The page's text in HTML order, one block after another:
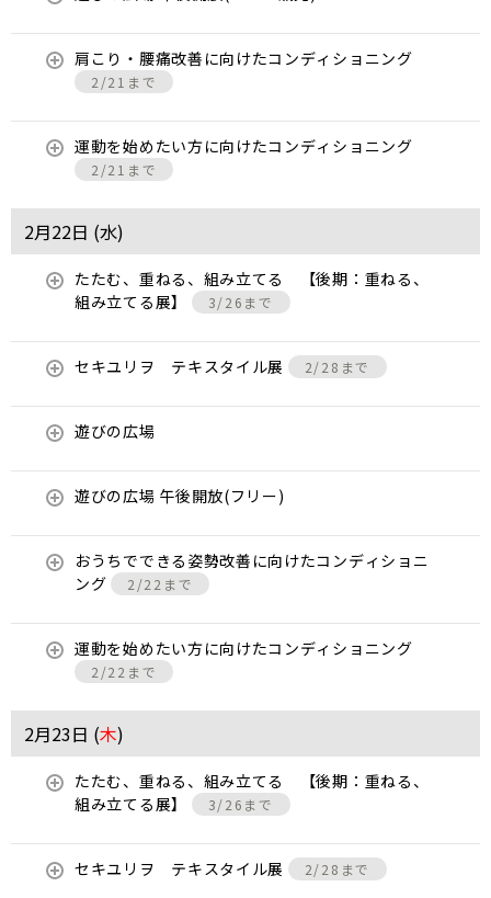
肩こり・腰痛改善に向けたコンディショニング
2/21まで
運動を始めたい方に向けたコンディショニング
2/21まで
2月22日 (水)
たたむ、重ねる、組み立てる 【後期：重ねる、
組み立てる展】
3/26まで
セキユリヲ テキスタイル展 2/28まで
遊びの広場
遊びの広場 午後開放(フリー)
おうちでできる姿勢改善に向けたコンディショニ
ング
2/22まで
運動を始めたい方に向けたコンディショニング
2/22まで
2月23日 (木)
たたむ、重ねる、組み立てる 【後期：重ねる、
組み立てる展】
3/26まで
セキユリヲ テキスタイル展 2/28まで